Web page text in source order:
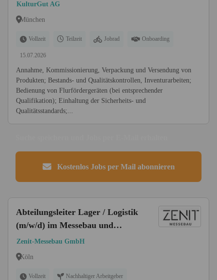
KulturGut AG
München
Vollzeit Teilzeit Jobrad Onboarding
15.07.2026
Annahme, Kommissionierung, Verpackung und Versendung von
Produkten; Bestands- und Qualitätskontrollen, Inventurarbeiten;
Bedienung von Flurfördergeräten (bei entsprechender
Qualifikation); Einhaltung der Sicherheits- und
Qualitätsstandards;...
Kostenlos Jobs per Mail abonnieren
Abteilungsleiter Lager / Logistik
(m/w/d) im Messebau und
Innenausbau
Zenit-Messebau GmbH
Köln
Vollzeit Nachhaltiger Arbeitgeber